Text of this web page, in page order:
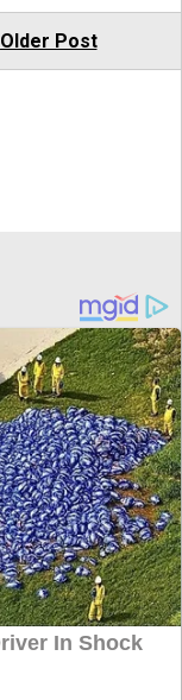
Older Post